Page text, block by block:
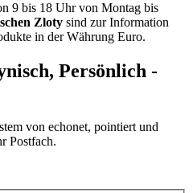
9 bis 18 Uhr von Montag bis
Zloty sind zur Information
in der Währung Euro.
Persönlich -
von echonet, pointiert und
Postfach.